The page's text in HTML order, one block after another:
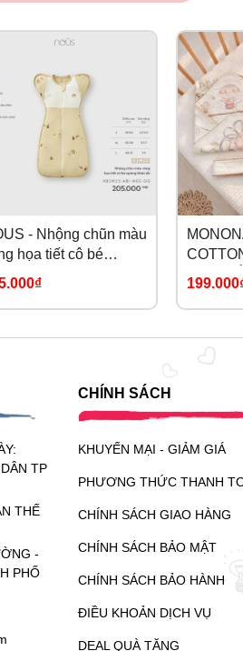
- Nhộng chũn màu
họa tiết cô bé
khăn đỏ S
TIẾT
TP
THẾ
-
PHỐ
CHÍNH SÁCH
KHUYẾN MẠI - GIẢM GIÁ
PHƯƠNG THỨC THANH
CHÍNH SÁCH GIAO HÀNG
CHÍNH SÁCH BẢO MẬT
CHÍNH SÁCH BẢO HÀNH
ĐIỀU KHOẢN DỊCH VỤ
DEAL QUÀ TẶNG